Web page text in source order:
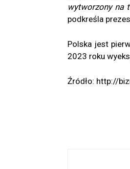
wytworzony na
podkreśla
Polska jest
2023 roku
Źródło: http://